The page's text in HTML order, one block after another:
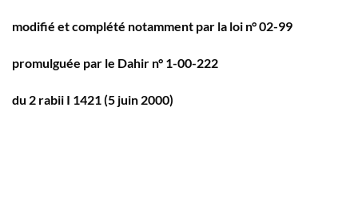
modifié et complété notamment par la loi n° 02-99
promulguée par le Dahir n° 1-00-222
du 2 rabii I 1421 (5 juin 2000)